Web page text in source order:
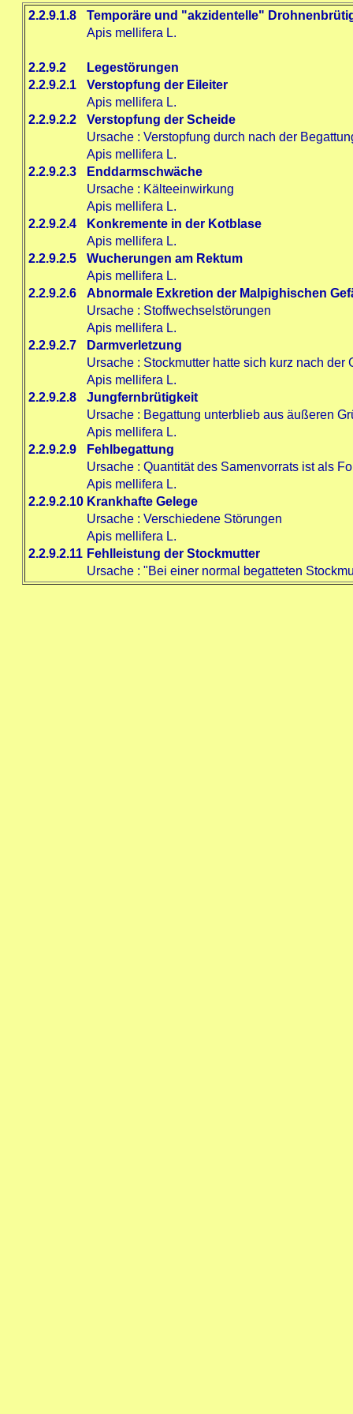
2.2.9.1.8
Temporäre und "akzidentelle"
Apis mellifera L.
2.2.9.2
Legestörungen
2.2.9.2.1
Verstopfung der Eileiter
Apis mellifera L.
2.2.9.2.2
Verstopfung der Scheide
Ursache : Verstopfung durch nach der
Apis mellifera L.
2.2.9.2.3
Enddarmschwäche
Ursache : Kälteeinwirkung
Apis mellifera L.
2.2.9.2.4
Konkremente in der Kotblase
Apis mellifera L.
2.2.9.2.5
Wucherungen am Rektum
Apis mellifera L.
2.2.9.2.6
Abnormale Exkretion der Malpighischen
Ursache : Stoffwechselstörungen
Apis mellifera L.
2.2.9.2.7
Darmverletzung
Ursache : Stockmutter hatte sich kurz nach
Apis mellifera L.
2.2.9.2.8
Jungfernbrütigkeit
Ursache : Begattung unterblieb aus äußeren
Apis mellifera L.
2.2.9.2.9
Fehlbegattung
Ursache : Quantität des Samenvorrats ist als
Apis mellifera L.
2.2.9.2.10 Krankhafte Gelege
Ursache : Verschiedene Störungen
Apis mellifera L.
2.2.9.2.11 Fehlleistung der Stockmutter
Ursache : "Bei einer normal begatteten